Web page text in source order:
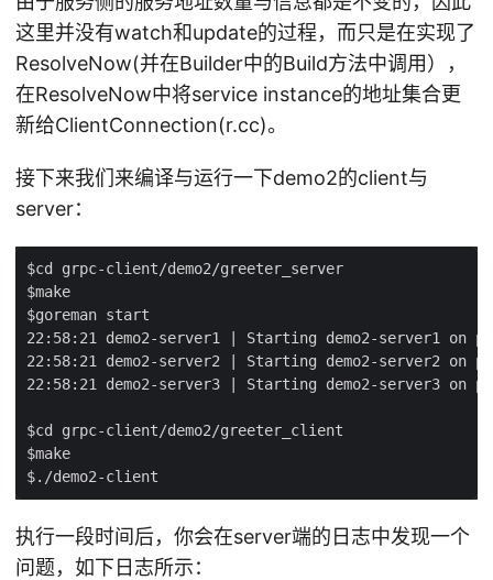
这里并没有watch和update的过程，而只是在实现了
ResolveNow(并在Builder中的Build方法中调用），
在ResolveNow中将service instance的地址集合更
新给ClientConnection(r.cc)。
接下来我们来编译与运行一下demo2的client与
server：
执行一段时间后，你会在server端的日志中发现一个
问题，如下日志所示：